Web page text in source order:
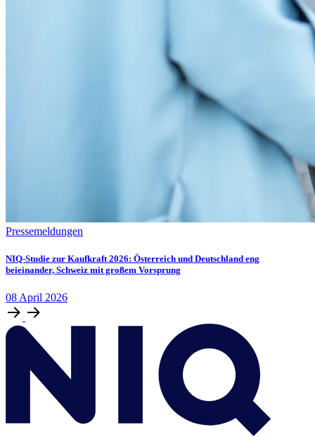
Pressemeldungen
NIQ-Studie zur Kaufkraft 2026: Österreich und Deutschland eng
beieinander, Schweiz mit großem Vorsprung
08 April 2026